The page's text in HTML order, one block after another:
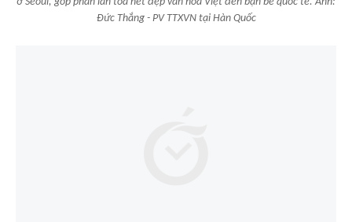
Đức Thắng - PV TTXVN tại Hàn Quốc